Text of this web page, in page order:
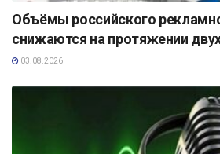
Объёмы российского
снижаются на протяжении
03.08.2026